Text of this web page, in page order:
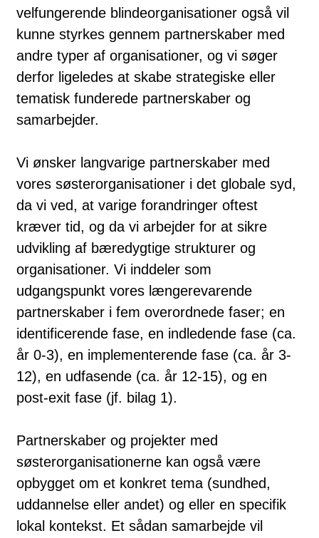
velfungerende blindeorganisationer også vil
kunne styrkes gennem partnerskaber med
andre typer af organisationer, og vi søger
derfor ligeledes at skabe strategiske eller
tematisk funderede partnerskaber og
samarbejder.
Vi ønsker langvarige partnerskaber med
vores søsterorganisationer i det globale syd,
da vi ved, at varige forandringer oftest
kræver tid, og da vi arbejder for at sikre
udvikling af bæredygtige strukturer og
organisationer. Vi inddeler som
udgangspunkt vores længerevarende
partnerskaber i fem overordnede faser; en
identificerende fase, en indledende fase (ca.
år 0-3), en implementerende fase (ca. år 3-
12), en udfasende (ca. år 12-15), og en
post-exit fase (jf. bilag 1).
Partnerskaber og projekter med
søsterorganisationerne kan også være
opbygget om et konkret tema (sundhed,
uddannelse eller andet) og eller en specifik
lokal kontekst. Et sådan samarbejde vil